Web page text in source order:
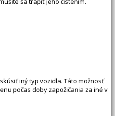
iný typ vozidla. Táto možnosť
počas doby zapožičania za iné v